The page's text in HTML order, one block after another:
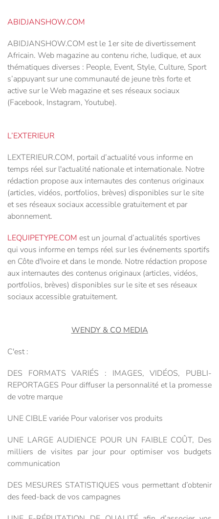
ABIDJANSHOW.COM
ABIDJANSHOW.COM est le 1er site de divertissement
Africain. Web magazine au contenu riche, ludique, et aux
thématiques diverses : People, Event, Style, Culture, Sport
s’appuyant sur une communauté de jeune très forte et
active sur le Web magazine et ses réseaux sociaux
(Facebook, Instagram, Youtube).
L’EXTERIEUR
LEXTERIEUR.COM, portail d’actualité vous informe en
temps réel sur l'actualité nationale et internationale. Notre
rédaction propose aux internautes des contenus originaux
(articles, vidéos, portfolios, brèves) disponibles sur le site
et ses réseaux sociaux accessible gratuitement et par
abonnement.
LEQUIPETYPE.COM est un journal d’actualités sportives
qui vous informe en temps réel sur les événements sportifs
en Côte d'Ivoire et dans le monde. Notre rédaction propose
aux internautes des contenus originaux (articles, vidéos,
portfolios, brèves) disponibles sur le site et ses réseaux
sociaux accessible gratuitement.
WENDY & CO MEDIA
C'est :
DES FORMATS VARIÉS : IMAGES, VIDÉOS, PUBLI-
REPORTAGES Pour diffuser la personnalité et la promesse
de votre marque
UNE CIBLE variée Pour valoriser vos produits
UNE LARGE AUDIENCE POUR UN FAIBLE COÛT, Des
milliers de visites par jour pour optimiser vos budgets
communication
DES MESURES STATISTIQUES vous permettant d’obtenir
des feed-back de vos campagnes